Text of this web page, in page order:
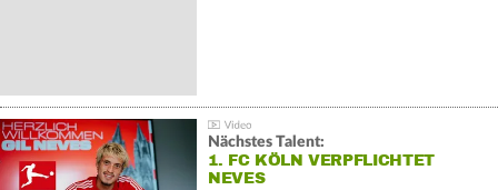
Nächstes Talent:
1. FC KÖLN VERPFLICHTET
NEVES